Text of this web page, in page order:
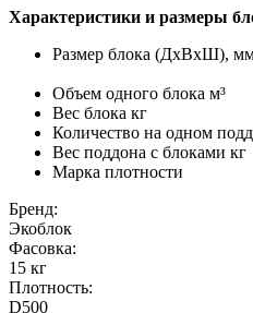
Характеристики и размеры
Размер блока
Объем одного
Вес
Количество на
Вес поддона с
Марка
Бренд:
Экоблок
Фасовка:
15 кг
Плотность:
D500